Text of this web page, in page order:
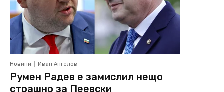
Новини Иван Ангелов
Румен Радев е замислил нещо
страшно за Пеевски